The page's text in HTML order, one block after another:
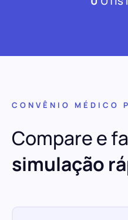
CONVÊNIO MÉDICO
Compare e
simulação